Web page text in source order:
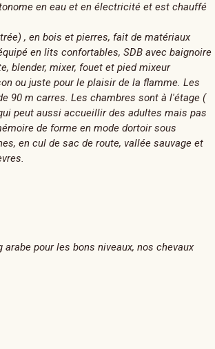
en eau et en électricité et est chauffé
, en bois et pierres, fait de matériaux
en lits confortables, SDB avec baignoire
blender, mixer, fouet et pied mixeur
ou juste pour le plaisir de la flamme. Les
90 m carres. Les chambres sont à l'étage (
peut aussi accueillir des adultes mais pas
de forme en mode dortoir sous
en cul de sac de route, vallée sauvage et
pour les bons niveaux, nos chevaux